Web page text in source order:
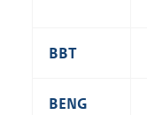
BBT
BENG